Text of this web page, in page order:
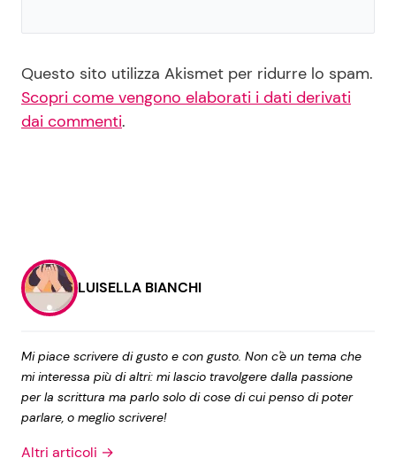
Questo sito utilizza Akismet per ridurre lo spam.
Scopri come vengono elaborati i dati derivati
dai commenti.
LUISELLA BIANCHI
Mi piace scrivere di gusto e con gusto. Non c'è un tema che
mi interessa più di altri: mi lascio travolgere dalla passione
per la scrittura ma parlo solo di cose di cui penso di poter
parlare, o meglio scrivere!
Altri articoli →